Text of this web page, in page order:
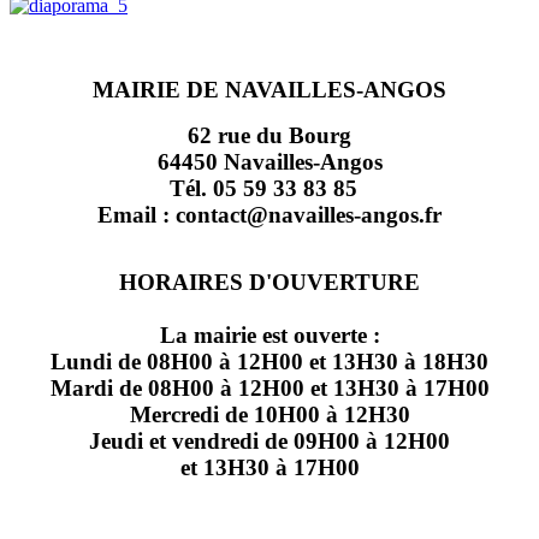
MAIRIE DE NAVAILLES-ANGOS
62 rue du Bourg
64450 Navailles-Angos
Tél. 05 59 33 83 85
Email : contact@navailles-angos.fr
HORAIRES D'OUVERTURE
La mairie est ouverte :
Lundi de 08H00 à 12H00 et 13H30 à 18H30
Mardi de 08H00 à 12H00 et 13H30 à 17H00
Mercredi de 10H00 à 12H30
Jeudi et vendredi de 09H00 à 12H00
et 13H30 à 17H00